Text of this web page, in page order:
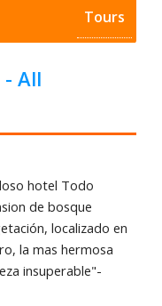
Tours
All
hotel Todo
de bosque
localizado en
la mas hermosa
insuperable"-